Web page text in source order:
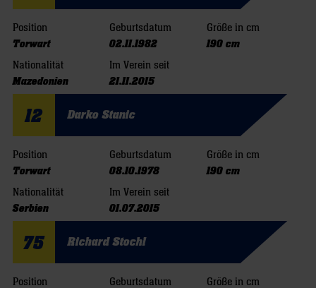
Position
Torwart
Geburtsdatum
02.11.1982
Größe in cm
190 cm
Nationalität
Mazedonien
Im Verein seit
21.11.2015
12 Darko Stanic
Position
Torwart
Geburtsdatum
08.10.1978
Größe in cm
190 cm
Nationalität
Serbien
Im Verein seit
01.07.2015
75 Richard Stochl
Position
Geburtsdatum
Größe in cm